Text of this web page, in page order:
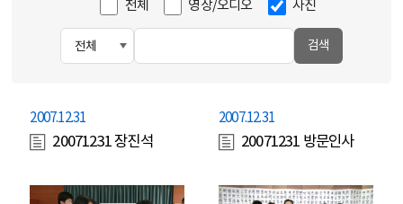
전체 영상/오디오 사진
검색
2007.12.31
20071231 장진석
2007.12.31
20071231 방문인사